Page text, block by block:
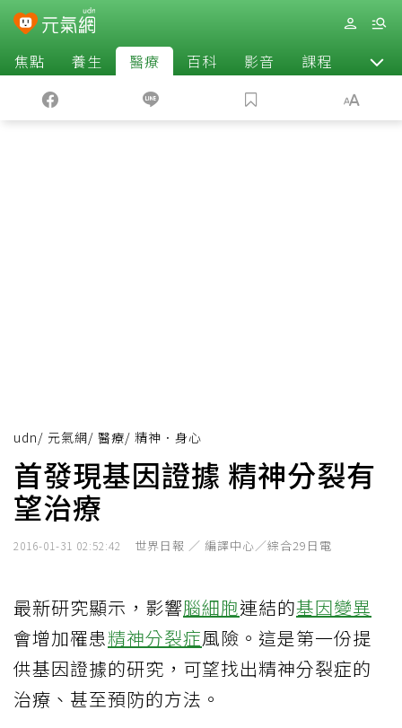
焦點 養生 醫療 百科 影音 課程 退休
udn/ 元氣網/ 醫療/ 精神．身心
首發現基因證據 精神分裂有
望治療
2016-01-31 02:52:42 世界日報 ／ 編譯中心／綜合29日電
最新研究顯示，影響腦細胞連結的基因變異
會增加罹患精神分裂症風險。這是第一份提
供基因證據的研究，可望找出精神分裂症的
治療、甚至預防的方法。